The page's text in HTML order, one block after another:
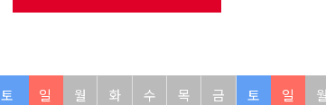
토 일 월 화 수 목 금 토 일 월